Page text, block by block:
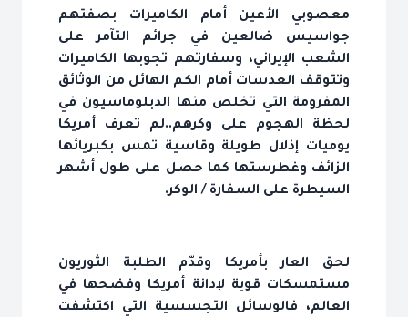
معصوبي الأعين أمام الكاميرات بصفتهم
جواسيس ضالعين في جرائم التآمر على
الشعب الإيراني، وسفارتهم تجوبها الكاميرات
وتتوقف العدسات أمام الكم الهائل من الوثائق
المفرومة التي تخلص منها الدبلوماسيون في
لحظة الهجوم على وكرهم..لم تعرف أمريكا
يوميات إذلال طويلة وقاسية تمس بكبريائها
الزائف وغطرستها كما حصل على طول أشهر
السيطرة على السفارة / الوكر.
لحق العار بأمريكا وقدّم الطلبة الثوريون
مستمسكات قوية لإدانة أمريكا وفضحها في
العالم، فالوسائل التجسسية التي اكتشفت